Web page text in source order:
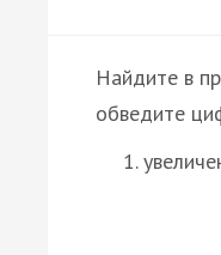
Найдите в
обведите